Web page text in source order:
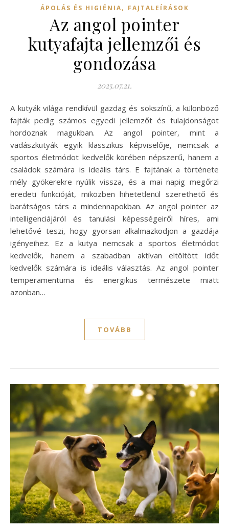
ÁPOLÁS ÉS HIGIÉNIA, FAJTALEÍRÁSOK
Az angol pointer
kutyafajta jellemzői és
gondozása
2025.07.21.
A kutyák világa rendkívül gazdag és sokszínű, a különböző
fajták pedig számos egyedi jellemzőt és tulajdonságot
hordoznak magukban. Az angol pointer, mint a
vadászkutyák egyik klasszikus képviselője, nemcsak a
sportos életmódot kedvelők körében népszerű, hanem a
családok számára is ideális társ. E fajtának a története
mély gyökerekre nyúlik vissza, és a mai napig megőrzi
eredeti funkcióját, miközben hihetetlenül szerethető és
barátságos társ a mindennapokban. Az angol pointer az
intelligenciájáról és tanulási képességeiről híres, ami
lehetővé teszi, hogy gyorsan alkalmazkodjon a gazdája
igényeihez. Ez a kutya nemcsak a sportos életmódot
kedvelők, hanem a szabadban aktívan eltöltött időt
kedvelők számára is ideális választás. Az angol pointer
temperamentuma és energikus természete miatt
azonban…
TOVÁBB